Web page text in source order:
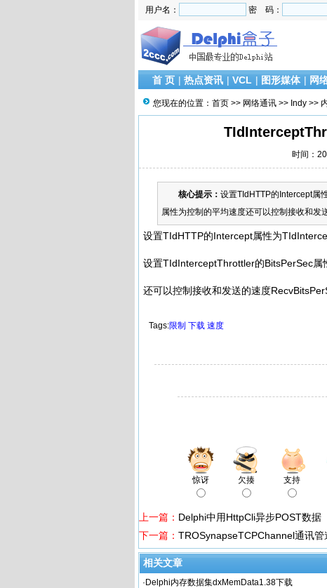
用户名： 密 码：
首 页 | 热点资讯 | VCL | 图形媒体 | 网
您现在的位置： 首页 >> 网络通讯 >> Indy >>
时间：
核心提示： 设置TIdHTTP的Intercept属
属性为控制的平均速度还可以控制接收和发
设置TIdHTTP的Intercept属性为
设置TIdInterceptThrottler的BitsPerSec属
还可以控制接收和发送的速度
Tags:限制 下载 速度
惊讶 欠揍 支持
上一篇： Delphi中用HttpCli异步POST数据
下一篇： TROSynapseTCPChannel通讯
相关文章
· Delphi内存数据集dxMemData1.38下载